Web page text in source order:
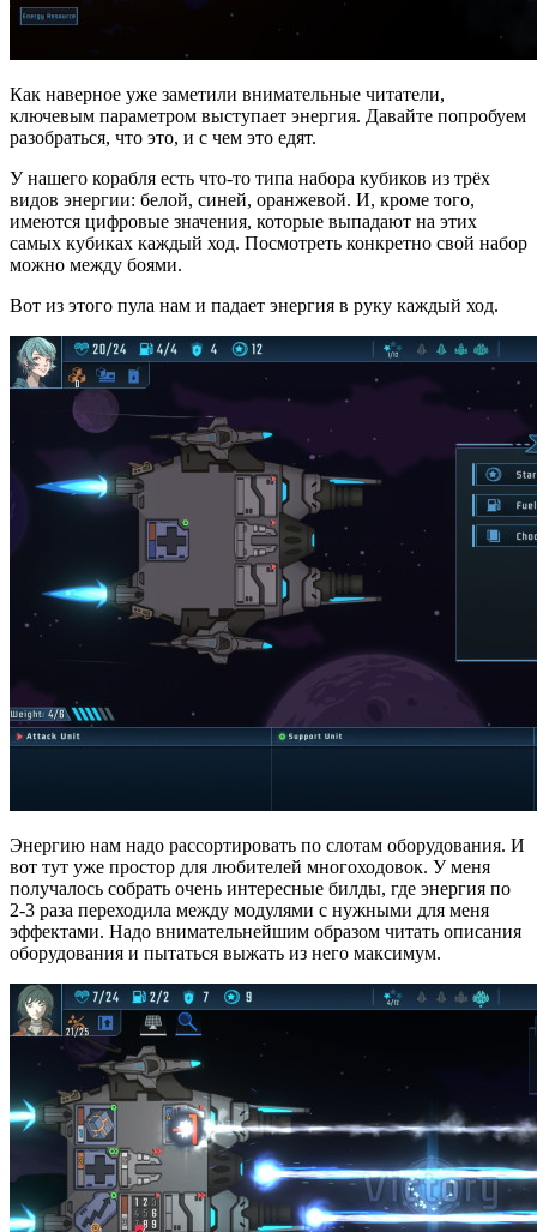
Как наверное уже заметили внимательные читатели,
ключевым параметром выступает энергия. Давайте попробуем
разобраться, что это, и с чем это едят.
У нашего корабля есть что-то типа набора кубиков из трёх
видов энергии: белой, синей, оранжевой. И, кроме того,
имеются цифровые значения, которые выпадают на этих
самых кубиках каждый ход. Посмотреть конкретно свой набор
можно между боями.
Вот из этого пула нам и падает энергия в руку каждый ход.
Энергию нам надо рассортировать по слотам оборудования. И
вот тут уже простор для любителей многоходовок. У меня
получалось собрать очень интересные билды, где энергия по
2-3 раза переходила между модулями с нужными для меня
эффектами. Надо внимательнейшим образом читать описания
оборудования и пытаться выжать из него максимум.